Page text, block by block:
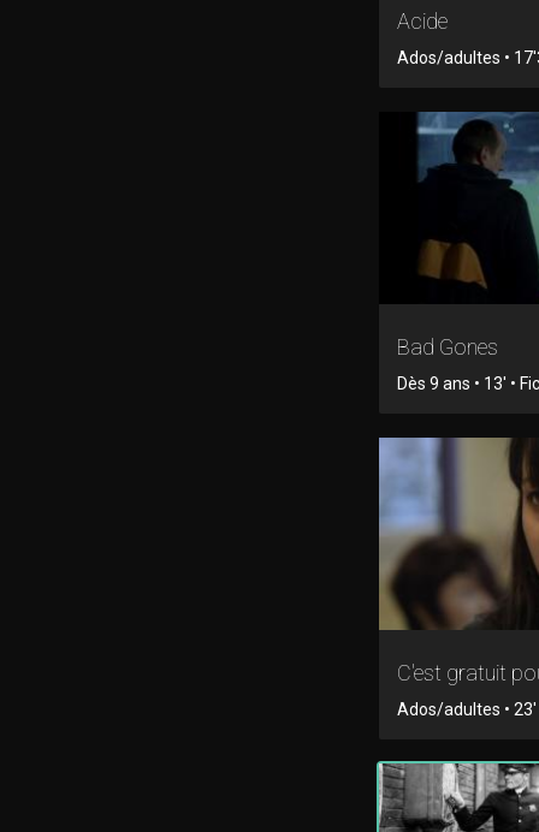
Acide
Ados/adultes •
Bad Gones
Dès 9 ans • 13' •
C'est gratuit
Ados/adultes • 23'